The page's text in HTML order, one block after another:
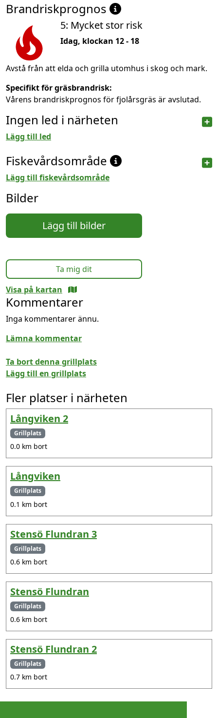
Brandriskprognos
5: Mycket stor risk
Idag, klockan 12 - 18
Avstå från att elda och grilla utomhus i skog och mark.
Specifikt för gräsbrandrisk:
Vårens brandriskprognos för fjolårsgräs är avslutad.
Ingen led i närheten
Lägg till led
Fiskevårdsområde
Lägg till fiskevårdsområde
Bilder
Lägg till bilder
Ta mig dit
Visa på kartan
Kommentarer
Inga kommentarer ännu.
Lämna kommentar
Ta bort denna grillplats
Lägg till en grillplats
Fler platser i närheten
Långviken 2
Grillplats
0.0 km bort
Långviken
Grillplats
0.1 km bort
Stensö Flundran 3
Grillplats
0.6 km bort
Stensö Flundran
Grillplats
0.6 km bort
Stensö Flundran 2
Grillplats
0.7 km bort